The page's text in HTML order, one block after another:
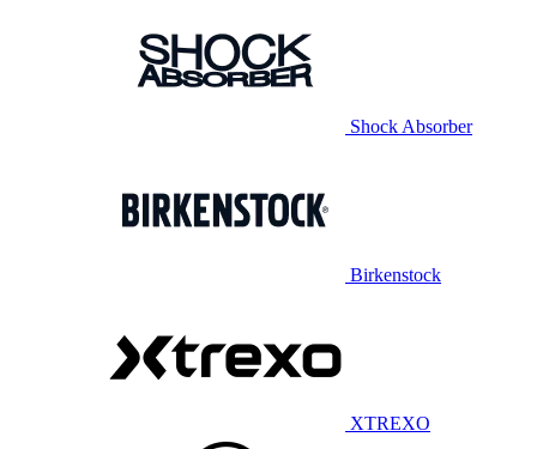
Shock Absorber
Birkenstock
XTREXO